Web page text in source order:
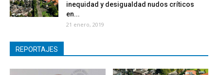
inequidad y desigualdad nudos críticos
en...
21 enero, 2019
REPORTAJES